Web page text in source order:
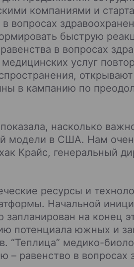
компаниями и
вопросах
быструю
в вопросах
услуг
в кампанию по
насколько
модели в США. Нам
Крайс, генеральный
ресурсы и
Начальной
на конец
потенциала южных и
медико-
равенство в вопросах